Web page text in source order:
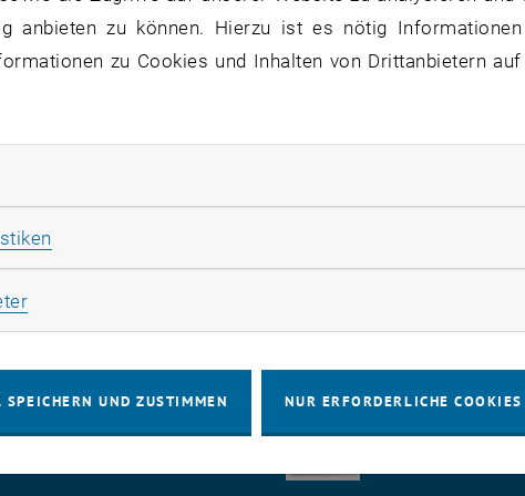
ihr euch schon mal gefragt, wie
der anderen Art!
eurer Unterstützung schaffen wir es, an den World Choir
teilzunehmen! Details:https://chor.tuwien.ac.at/
anbieten zu können. Hierzu ist es nötig
zu Cookies und Inhalten von Drittanbietern
Marketing Cookies zulassen
SPEICHERN UND ZUSTIMMEN NUR ERFORDERLICHE COOKIES